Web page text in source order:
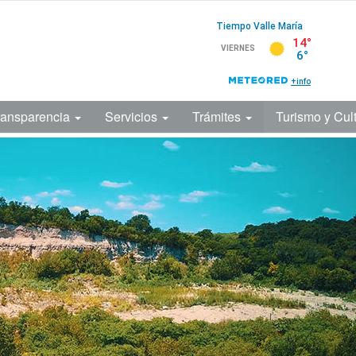
Servicios Trámites Turismo y